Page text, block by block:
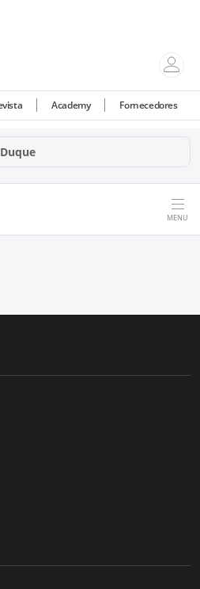
Academy Fornecedores
MENU